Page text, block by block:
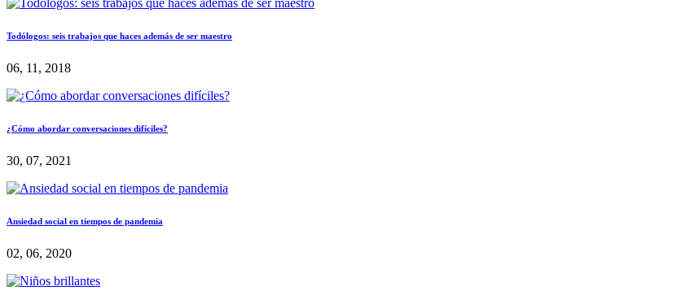
Todólogos: seis trabajos que haces además de ser maestro
06, 11, 2018
¿Cómo abordar conversaciones difíciles?
30, 07, 2021
Ansiedad social en tiempos de pandemia
02, 06, 2020